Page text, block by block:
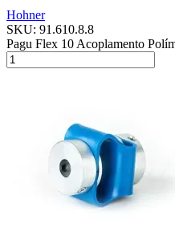
Hohner
SKU: 91.610.8.8
Pagu Flex 10 Acoplamento